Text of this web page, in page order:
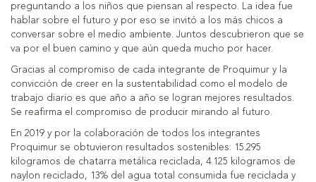
preguntando a los niños que piensan al respecto. La idea fue
hablar sobre el futuro y por eso se invitó a los más chicos a
conversar sobre el medio ambiente. Juntos descubrieron que se
va por el buen camino y que aún queda mucho por hacer.
Gracias al compromiso de cada integrante de Proquimur y la
convicción de creer en la sustentabilidad como el modelo de
trabajo diario es que año a año se logran mejores resultados.
Se reafirma el compromiso de producir mirando al futuro.
En 2019 y por la colaboración de todos los integrantes
Proquimur se obtuvieron resultados sostenibles: 15.295
kilogramos de chatarra metálica reciclada, 4.125 kilogramos de
naylon reciclado, 13% del agua total consumida fue reciclada y